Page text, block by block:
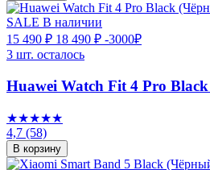
SALE В наличии
15 490 ₽ 18 490 ₽ -3000₽
3 шт. осталось
Huawei Watch Fit 4 Pro
★★★★★
4,7 (58)
В корзину